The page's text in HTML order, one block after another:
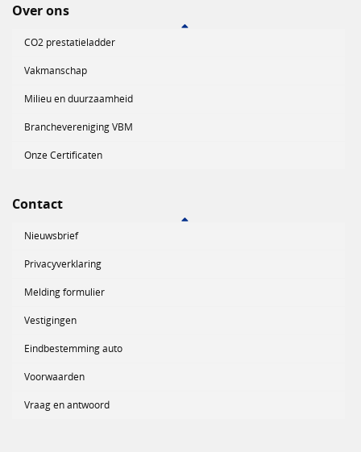
Over ons
CO2 prestatieladder
Vakmanschap
Milieu en duurzaamheid
Branchevereniging VBM
Onze Certificaten
Contact
Nieuwsbrief
Privacyverklaring
Melding formulier
Vestigingen
Eindbestemming auto
Voorwaarden
Vraag en antwoord